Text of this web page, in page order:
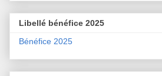
Libellé bénéfice 2025
Bénéfice 2025